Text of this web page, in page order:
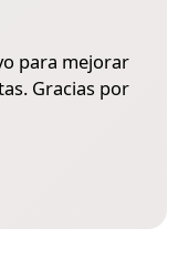
para mejorar
Gracias por